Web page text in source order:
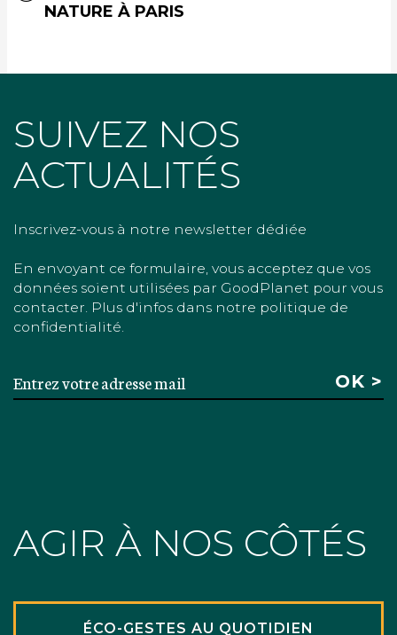
NATURE À PARIS
SUIVEZ NOS
ACTUALITÉS
Inscrivez-vous à notre newsletter dédiée
En envoyant ce formulaire, vous acceptez que vos
données soient utilisées par GoodPlanet pour vous
contacter. Plus d'infos dans notre politique de
confidentialité.
AGIR À NOS CÔTÉS
ÉCO-GESTES AU QUOTIDIEN